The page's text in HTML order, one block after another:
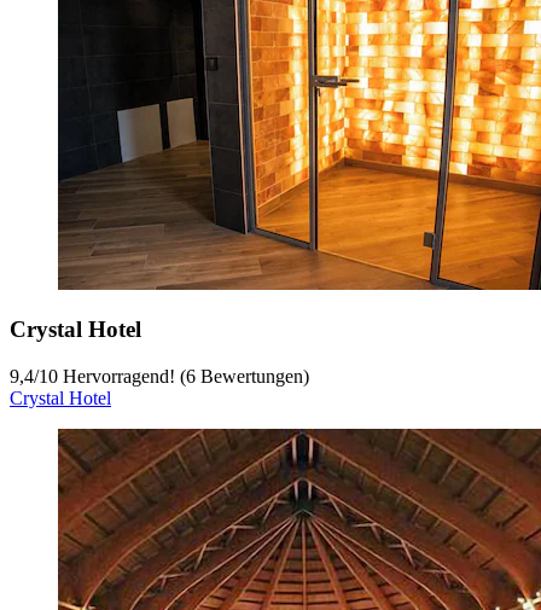
Crystal Hotel
9,4/10 Hervorragend! (6 Bewertungen)
Crystal Hotel